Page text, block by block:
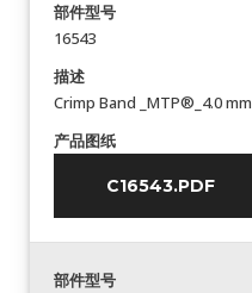
部件型号
16543
描述
Crimp Band _MTP®_4.0 mm
产品图纸
C16543.PDF
部件型号